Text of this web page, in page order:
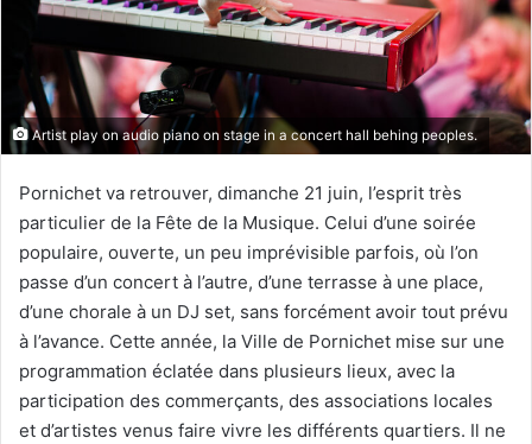
Artist play on audio piano on stage in a concert hall behing peoples.
Pornichet va retrouver, dimanche 21 juin, l’esprit très
particulier de la Fête de la Musique. Celui d’une soirée
populaire, ouverte, un peu imprévisible parfois, où l’on
passe d’un concert à l’autre, d’une terrasse à une place,
d’une chorale à un DJ set, sans forcément avoir tout prévu
à l’avance. Cette année, la Ville de Pornichet mise sur une
programmation éclatée dans plusieurs lieux, avec la
participation des commerçants, des associations locales
et d’artistes venus faire vivre les différents quartiers. Il ne